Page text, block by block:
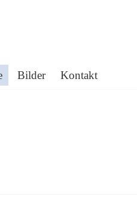
Bilder Kontakt